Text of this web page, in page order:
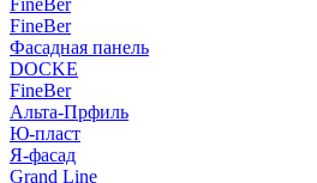
FineBer
FineBer
Фасадная панель
DOCKE
FineBer
Альта-Прфиль
Ю-пласт
Я-фасад
Grand Line